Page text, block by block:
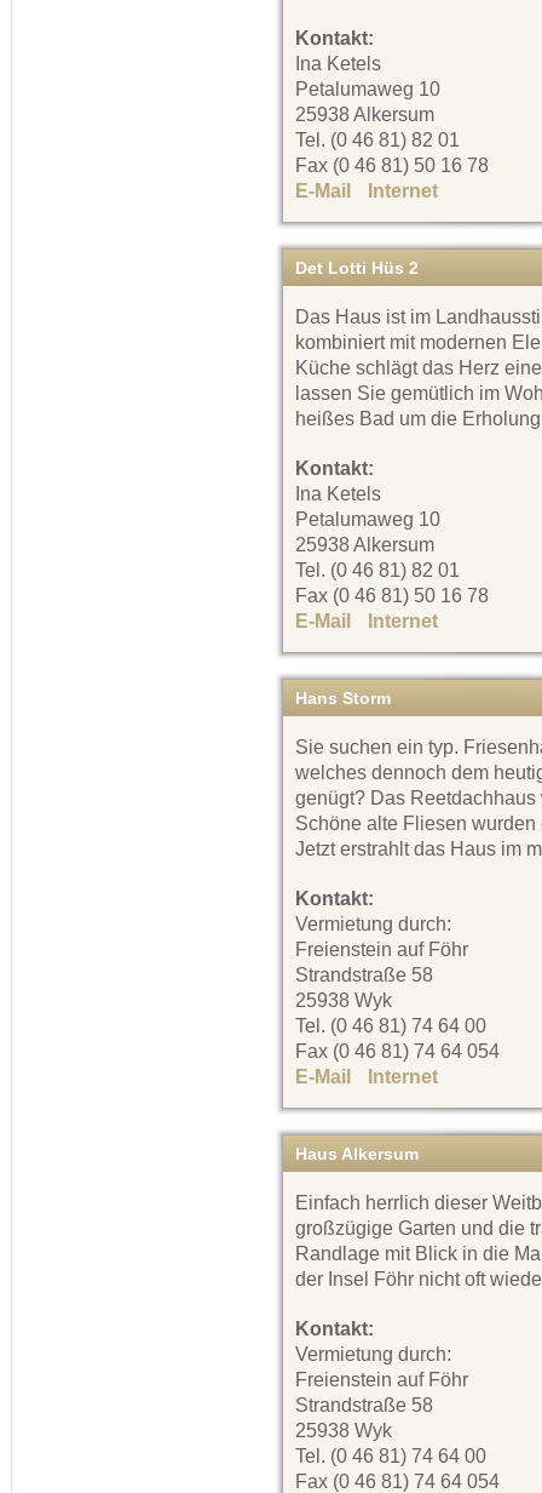
Kontakt:
Ina Ketels
Petalumaweg 10
25938 Alkersum
Tel. (0 46 81) 82 01
Fax (0 46 81) 50 16 78
E-Mail
Internet
Det Lotti Hüs 2
Das Haus ist im
kombiniert mit modernen
Küche schlägt das Herz
lassen Sie gemütlich im
heißes Bad um die
Kontakt:
Ina Ketels
Petalumaweg 10
25938 Alkersum
Tel. (0 46 81) 82 01
Fax (0 46 81) 50 16 78
E-Mail
Internet
Hans Storm
Sie suchen ein typ.
welches dennoch dem
genügt? Das
Schöne alte Fliesen
Jetzt erstrahlt das Haus im
Kontakt:
Vermietung durch:
Freienstein auf Föhr
Strandstraße 58
25938 Wyk
Tel. (0 46 81) 74 64 00
Fax (0 46 81) 74 64 054
E-Mail
Internet
Haus Alkersum
Einfach herrlich dieser
großzügige Garten und die
Randlage mit Blick in die
der Insel Föhr nicht oft
Kontakt:
Vermietung durch:
Freienstein auf Föhr
Strandstraße 58
25938 Wyk
Tel. (0 46 81) 74 64 00
Fax (0 46 81) 74 64 054